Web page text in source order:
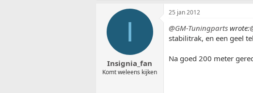
I
Insignia_fan
Komt weleens kijken
25 jan 2012
@GM-Tuningparts wrote:
stabilitrak, en een geel
Na goed 200 meter